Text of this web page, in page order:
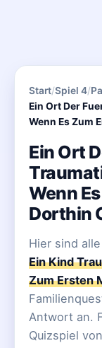
Start/Spiel 4/
Ein Ort Der
Wenn Es Zum
Ein Ort
Wenn
Dorthin
Hier sind
Ein Kind
Zum Ersten
Antwort an.
Quizspiel